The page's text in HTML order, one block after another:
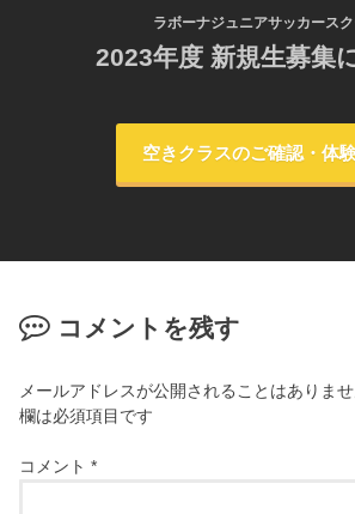
ラボーナジュニアサッカース
2023年度 新規生募集
空きクラスのご確認・体
コメントを残す
メールアドレスが公開されることはありませ
欄は必須項目です
コメント*